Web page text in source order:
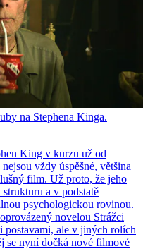
na Stephena Kinga.
King v kurzu už od
vždy úspěšné, většina
film. Už proto, že jeho
a v podstatě
psychologickou rovinou.
novelou Strážci
postavami, ale v jiných rolích
se nyní dočká nové filmové